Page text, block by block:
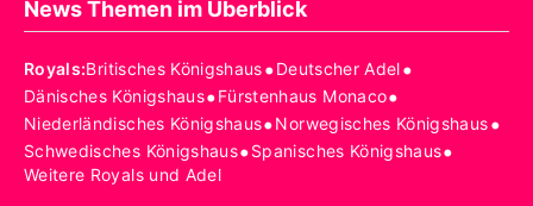
News Themen im Überblick
Royals:Britisches Königshaus•Deutscher Adel•
Dänisches Königshaus•Fürstenhaus Monaco•
Niederländisches Königshaus•Norwegisches Königshaus•
Schwedisches Königshaus•Spanisches Königshaus•
Weitere Royals und Adel